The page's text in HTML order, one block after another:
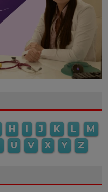
H I J K L
M
U V X Y Z